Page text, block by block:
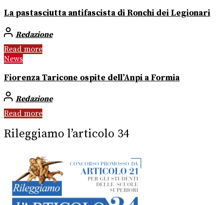
La pastasciutta antifascista di Ronchi dei Legionari
Redazione
Read more
News
Fiorenza Taricone ospite dell’Anpi a Formia
Redazione
Read more
Rileggiamo l’articolo 34